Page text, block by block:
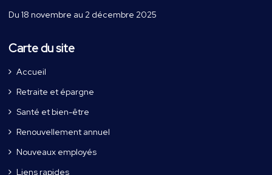
Du 18 novembre au 2 décembre 2025
Carte du site
Accueil
Retraite et épargne
Santé et bien-être
Renouvellement annuel
Nouveaux employés
Liens rapides